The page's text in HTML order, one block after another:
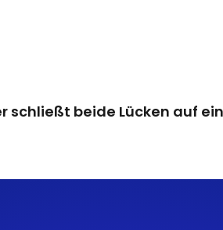
schließt beide Lücken auf